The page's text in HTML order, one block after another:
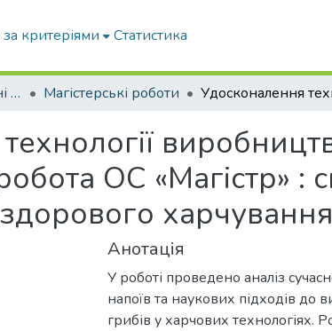
критеріями Статистика
Кваліфікаційні випускні роботи бакалаврів і магістрів Магістерські роботи
ОС «Магістр» :
Анотація
У роботі проведено аналіз
напоїв та наукових підходів до
грибів у харчових технологіях.